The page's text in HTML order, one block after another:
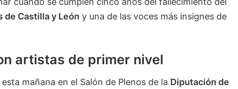
de Castilla y León y una de las voces más insignes de
artistas de primer nivel
mañana en el Salón de Plenos de la Diputación de